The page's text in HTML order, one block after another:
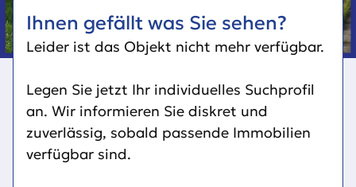
Ihnen gefällt was Sie sehen?
Leider ist das Objekt nicht mehr verfügbar.
Legen Sie jetzt Ihr individuelles Suchprofil
an. Wir informieren Sie diskret und
zuverlässig, sobald passende Immobilien
verfügbar sind.